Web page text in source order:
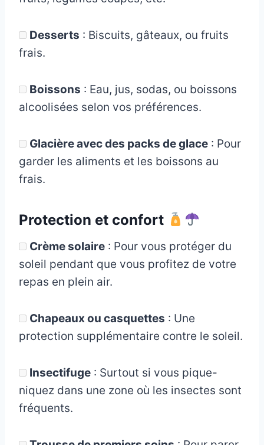
Desserts : Biscuits, gâteaux, ou fruits
frais.
Boissons : Eau, jus, sodas, ou boissons
alcoolisées selon vos préférences.
Glacière avec des packs de glace : Pour
garder les aliments et les boissons au
frais.
Protection et confort
Crème solaire : Pour vous protéger du
soleil pendant que vous profitez de votre
repas en plein air.
Chapeaux ou casquettes : Une
protection supplémentaire contre le soleil.
Insectifuge : Surtout si vous pique-
niquez dans une zone où les insectes sont
fréquents.